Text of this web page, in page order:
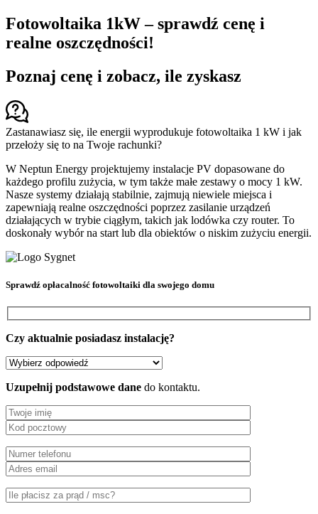
Fotowoltaika 1kW – sprawdź cenę i
realne oszczędności!
Poznaj cenę i zobacz, ile zyskasz
Zastanawiasz się, ile energii wyprodukuje fotowoltaika 1 kW i jak
przełoży się to na Twoje rachunki?
W Neptun Energy projektujemy instalacje PV dopasowane do
każdego profilu zużycia, w tym także małe zestawy o mocy 1 kW.
Nasze systemy działają stabilnie, zajmują niewiele miejsca i
zapewniają realne oszczędności poprzez zasilanie urządzeń
działających w trybie ciągłym, takich jak lodówka czy router. To
doskonały wybór na start lub dla obiektów o niskim zużyciu energii.
Sprawdź opłacalność fotowoltaiki dla swojego domu
Czy aktualnie posiadasz instalację?
Uzupełnij podstawowe dane do kontaktu.